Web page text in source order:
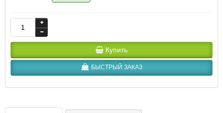
Купить
БЫСТРЫЙ ЗАКАЗ